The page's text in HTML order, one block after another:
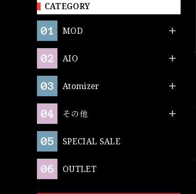
CATEGORY
MOD
AIO
Atomizer
その他
SPECIAL SALE
OUTLET